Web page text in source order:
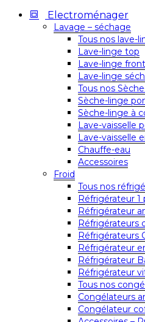
Electroménager
Lavage – séchage
Tous nos lave-
Lave-linge top
Lave-linge
Lave-linge
Tous nos
Sèche-linge
Sèche-linge à
Lave-vaisselle
Lave-vaisselle
Chauffe-eau
Accessoires
Froid
Tous nos
Réfrigérateur 1
Réfrigérateur
Réfrigérateurs
Réfrigérateurs
Réfrigérateur
Réfrigérateur
Réfrigérateur
Tous nos
Congélateurs
Congélateur